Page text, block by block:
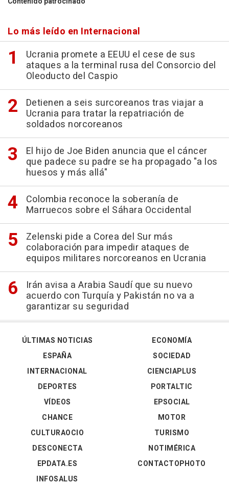
Lo más leído en Internacional
Ucrania promete a EEUU el cese de sus
ataques a la terminal rusa del Consorcio del
Oleoducto del Caspio
Detienen a seis surcoreanos tras viajar a
Ucrania para tratar la repatriación de
soldados norcoreanos
El hijo de Joe Biden anuncia que el cáncer
que padece su padre se ha propagado "a los
huesos y más allá"
Colombia reconoce la soberanía de
Marruecos sobre el Sáhara Occidental
Zelenski pide a Corea del Sur más
colaboración para impedir ataques de
equipos militares norcoreanos en Ucrania
Irán avisa a Arabia Saudí que su nuevo
acuerdo con Turquía y Pakistán no va a
garantizar su seguridad
ÚLTIMAS NOTICIAS
ESPAÑA
INTERNACIONAL
DEPORTES
VÍDEOS
ECONOMÍA
SOCIEDAD
CIENCIAPLUS
PORTALTIC
EPSOCIAL
CHANCE
CULTURAOCIO
DESCONECTA
EPDATA.ES
INFOSALUS
MOTOR
TURISMO
NOTIMÉRICA
CONTACTOPHOTO